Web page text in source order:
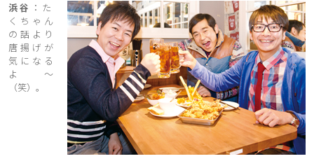
浜谷 ：た
くちゃん
の話より
唐揚げが
気になる
よ〜
（笑）。